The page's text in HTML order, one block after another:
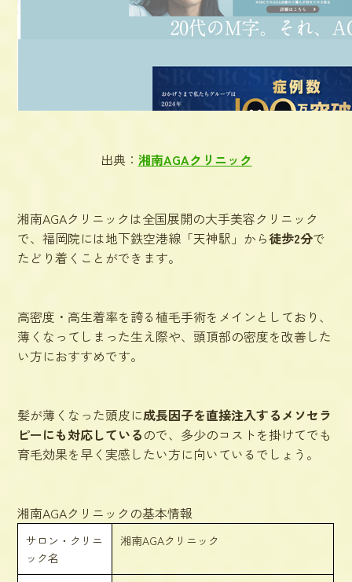
出典： 湘南AGAクリニック
湘南AGAクリニックは全国展開の大手美容クリニック
で、福岡院には地下鉄空港線「天神駅」から徒歩2分で
たどり着くことができます。
高密度・高生着率を誇る植毛手術をメインとしており、
薄くなってしまった生え際や、頭頂部の密度を改善した
い方におすすめです。
髪が薄くなった頭皮に成長因子を直接注入するメソセラ
ピーにも対応しているので、多少のコストを掛けてでも
育毛効果を早く実感したい方に向いているでしょう。
湘南AGAクリニックの基本情報
サロン・クリニ
ック名
湘南AGAクリニック